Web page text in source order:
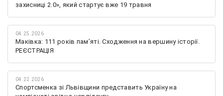
захисниці 2.0», який стартує вже 19 травня
04.25.2026
Маківка: 111 років пам’яті. Сходження на вершину історії.
РЕЄСТРАЦІЯ
04.22.2026
Спортсменка зі Львівщини представить Україну на